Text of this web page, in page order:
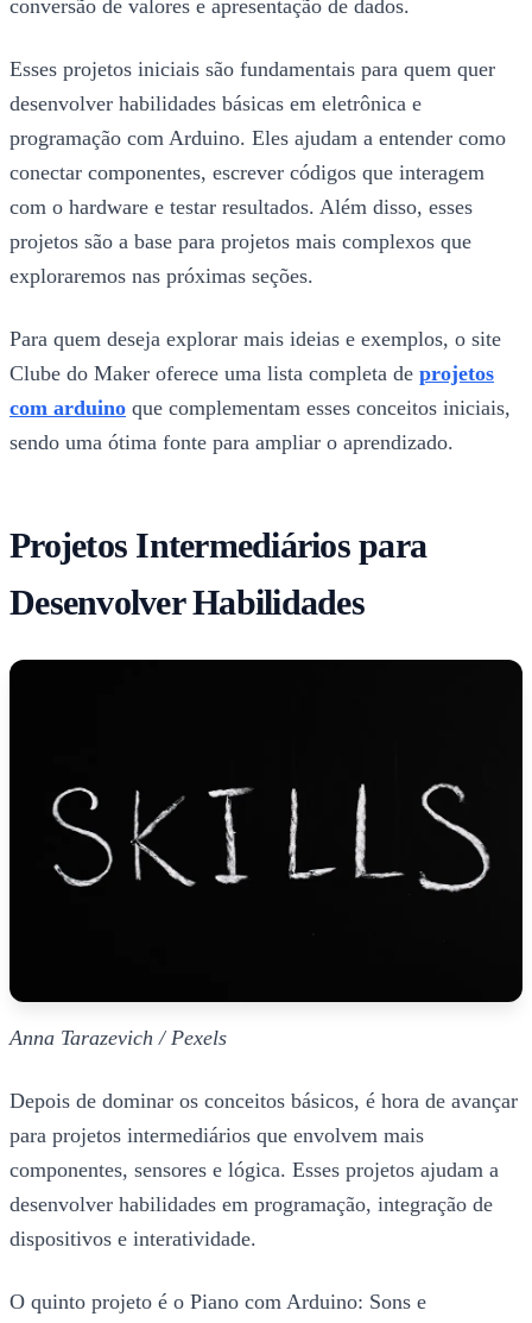
conversão de valores e apresentação de dados.
Esses projetos iniciais são fundamentais para quem quer
desenvolver habilidades básicas em eletrônica e
programação com Arduino. Eles ajudam a entender como
conectar componentes, escrever códigos que interagem
com o hardware e testar resultados. Além disso, esses
projetos são a base para projetos mais complexos que
exploraremos nas próximas seções.
Para quem deseja explorar mais ideias e exemplos, o site
Clube do Maker oferece uma lista completa de projetos
com arduino que complementam esses conceitos iniciais,
sendo uma ótima fonte para ampliar o aprendizado.
Projetos Intermediários para
Desenvolver Habilidades
Anna Tarazevich / Pexels
Depois de dominar os conceitos básicos, é hora de avançar
para projetos intermediários que envolvem mais
componentes, sensores e lógica. Esses projetos ajudam a
desenvolver habilidades em programação, integração de
dispositivos e interatividade.
O quinto projeto é o Piano com Arduino: Sons e